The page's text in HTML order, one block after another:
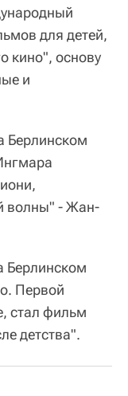
для детей,
кино", основу
и
Берлинском
волны" - Жан-
Берлинском
Первой
стал фильм
детства".